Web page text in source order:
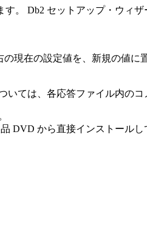
す。 Db2 セットアップ・ウィザ
現在の設定値を、新規の値に
ては、各応答ファイル内のコ
DVD から直接インストール